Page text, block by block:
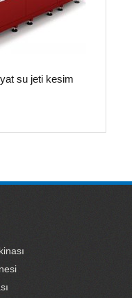
su jeti kesim